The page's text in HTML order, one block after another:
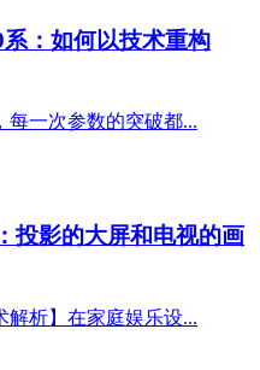
：如何以技术重构
每一次参数的突破都...
投影的大屏和电视的画
解析】在家庭娱乐设...